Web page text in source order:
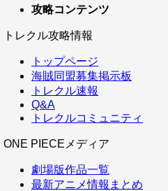
攻略コンテンツ
トレクル攻略情報
トップページ
海賊同盟募集掲示板
トレクル速報
Q&A
トレクルコミュニティ
ONE PIECEメディア
劇場版作品一覧
最新アニメ情報まとめ